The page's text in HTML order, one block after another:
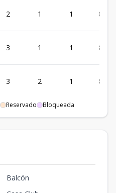
2 1 1 87
3 1 1 87
3 2 1 82
3 2 1 82
3
Reservado Bloqueada
Balcón